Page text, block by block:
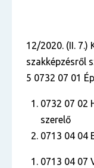
12/2020. (II. 7.)
szakképzésről
5 0732 07 01
0732 07 02
szerelő
0713 04 04
0713 04 07